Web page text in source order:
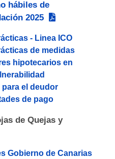
hábiles de
2025
- Linea ICO
de medidas
hipotecarios en
el deudor
de pago
de Quejas y
Gobierno de Canarias